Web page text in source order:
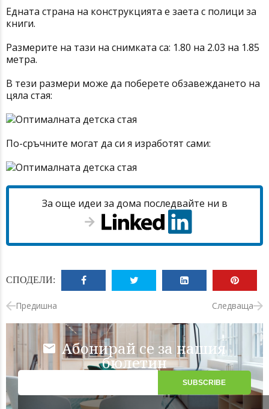
Едната страна на конструкцията е заета с полици за
книги.
Размерите на тази на снимката са: 1.80 на 2.03 на 1.85
метра.
В тези размери може да поберете обзавеждането на
цяла стая:
По-сръчните могат да си я изработят сами:
За още идеи за дома последвайте ни в
СПОДЕЛИ:
Предишна Следваща
Абонирай се за нашия
бюлетин